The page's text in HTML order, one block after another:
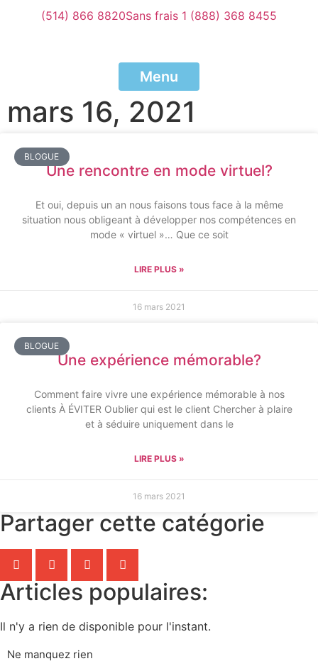
(514) 866 8820Sans frais 1 (888) 368 8455
Menu
mars 16, 2021
BLOGUE
Une rencontre en mode virtuel?
Et oui, depuis un an nous faisons tous face à la même
situation nous obligeant à développer nos compétences en
mode « virtuel »… Que ce soit
LIRE PLUS »
16 mars 2021
BLOGUE
Une expérience mémorable?
Comment faire vivre une expérience mémorable à nos
clients À ÉVITER Oublier qui est le client Chercher à plaire
et à séduire uniquement dans le
LIRE PLUS »
16 mars 2021
Partager cette catégorie
Articles populaires:
Il n'y a rien de disponible pour l'instant.
Ne manquez rien